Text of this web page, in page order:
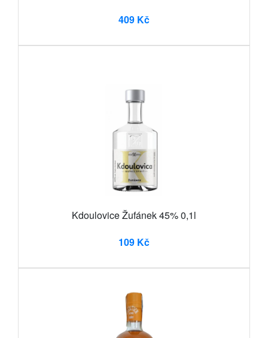
409 Kč
Kdoulovice Žufánek 45% 0,1l
109 Kč